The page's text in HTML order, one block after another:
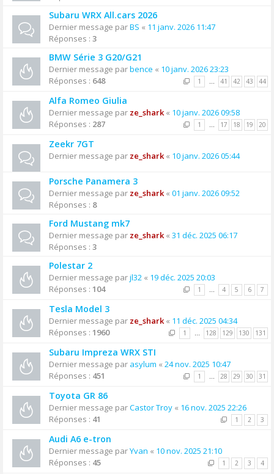
Subaru WRX All.cars 2026
Dernier message parBS « 11 janv. 2026 11:47
Réponses : 3
BMW Série 3 G20/G21
Dernier message parbence « 10 janv. 2026 23:23
Réponses : 648 1 … 41 42 43 44
Alfa Romeo Giulia
Dernier message par ze_shark« 10 janv. 2026 09:58
Réponses : 287 1 … 17 18 19 20
Zeekr 7GT
Dernier message par ze_shark« 10 janv. 2026 05:44
Porsche Panamera 3
Dernier message par ze_shark« 01 janv. 2026 09:52
Réponses : 8
Ford Mustang mk7
Dernier message par ze_shark« 31 déc. 2025 06:17
Réponses : 3
Polestar 2
Dernier message parjl32 « 19 déc. 2025 20:03
Réponses : 104 1 … 4 5 6 7
Tesla Model 3
Dernier message par ze_shark« 11 déc. 2025 04:34
Réponses : 1960 1 … 128 129 130 131
Subaru Impreza WRX STI
Dernier message par asylum « 24 nov. 2025 10:47
Réponses : 451 1 … 28 29 30 31
Toyota GR 86
Dernier message parCastor Troy « 16 nov. 2025 22:26
Réponses : 41 1 2 3
Audi A6 e-tron
Dernier message parYvan « 10 nov. 2025 21:10
Réponses : 45 1 2 3 4